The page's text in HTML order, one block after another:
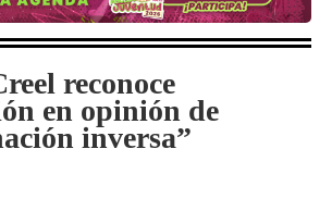
reconoce
en opinión de
inversa”